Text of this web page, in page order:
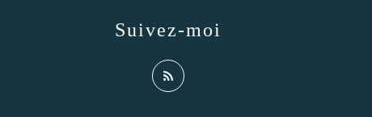
Suivez-moi